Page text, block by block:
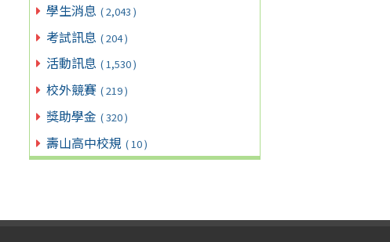
學生消息 ( 2,043 )
考試訊息 ( 204 )
活動訊息 ( 1,530 )
校外競賽 ( 219 )
獎助學金 ( 320 )
壽山高中校規 ( 10 )